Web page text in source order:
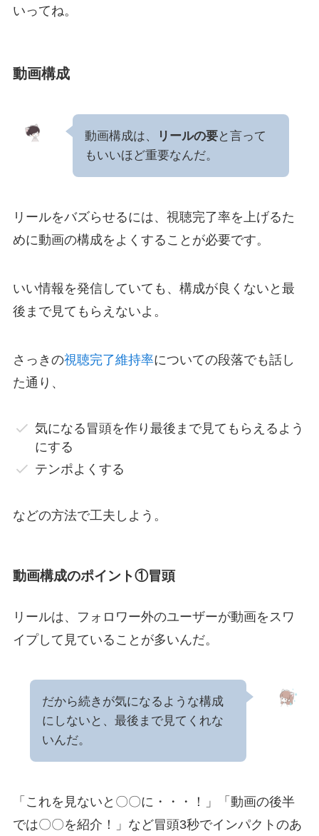
いってね。
動画構成
動画構成は、 リールの要と言って
もいいほど重要なんだ。
リールをバズらせるには、視聴完了率を上げるた
めに動画の構成をよくすることが必要です。
いい情報を発信していても、構成が良くないと最
後まで見てもらえないよ。
さっきの視聴完了維持率についての段落でも話し
た通り、
気になる冒頭を作り最後まで見てもらえるよう
にする
テンポよくする
などの方法で工夫しよう。
動画構成のポイント①冒頭
リールは、フォロワー外のユーザーが動画をスワ
イプして見ていることが多いんだ。
だから続きが気になるような構成
にしないと、最後まで見てくれな
いんだ。
「これを見ないと〇〇に・・・！」「動画の後半
では〇〇を紹介！」など冒頭3秒でインパクトのあ